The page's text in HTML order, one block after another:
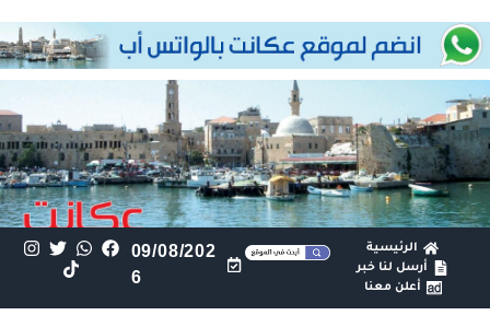
الرئيسية
أرسل لنا خبر
أعلن معنا
09/08/202
6